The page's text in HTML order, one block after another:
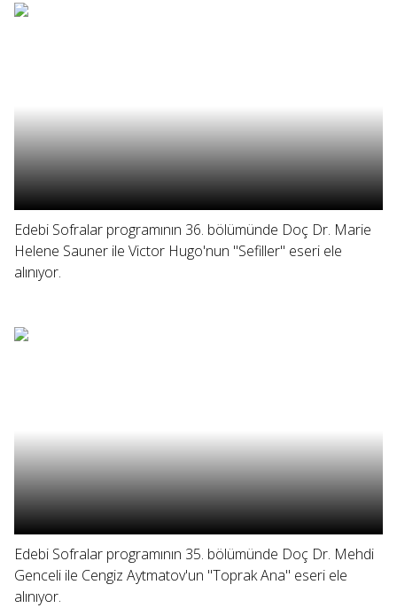
Edebi Sofralar programının 36. bölümünde Doç Dr. Marie
Helene Sauner ile Victor Hugo'nun "Sefiller" eseri ele
alınıyor.
Edebi Sofralar programının 35. bölümünde Doç Dr. Mehdi
Genceli ile Cengiz Aytmatov'un "Toprak Ana" eseri ele
alınıyor.